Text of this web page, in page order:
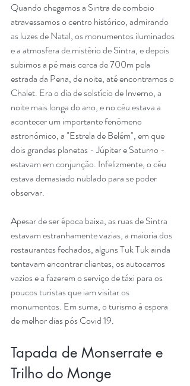
Quando chegamos a Sintra de comboio
atravessamos o centro histórico, admirando
as luzes de Natal, os monumentos iluminados
e a atmosfera de mistério de Sintra, e depois
subimos a pé mais cerca de 700m pela
estrada da Pena, de noite, até encontramos o
Chalet. Era o dia de solstício de Inverno, a
noite mais longa do ano, e no céu estava a
acontecer um importante fenómeno
astronómico, a "Estrela de Belém", em que
dois grandes planetas - Júpiter e Saturno -
estavam em conjunção. Infelizmente, o céu
estava demasiado nublado para se poder
observar.
Apesar de ser época baixa, as ruas de Sintra
estavam estranhamente vazias, a maioria dos
restaurantes fechados, alguns Tuk Tuk ainda
tentavam encontrar clientes, os autocarros
vazios e a fazerem o serviço de táxi para os
poucos turistas que iam visitar os
monumentos. Em suma, o turismo à espera
de melhor dias pós Covid 19.
Tapada de Monserrate e
Trilho do Monge